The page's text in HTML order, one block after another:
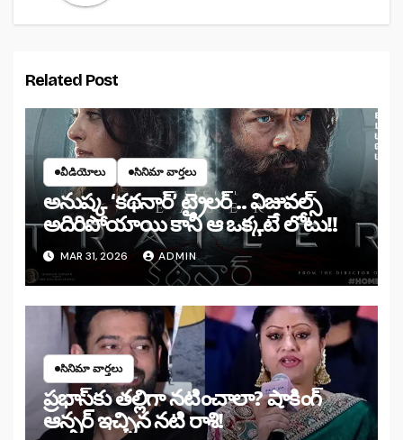
Related Post
వీడియోలు సినిమా వార్తలు
అనుష్క ‘కథనార్’ ట్రైలర్ .. విజువల్స్
అదిరిపోయాయి కానీ ఆ ఒక్కటే లోటు!!
MAR 31, 2026 ADMIN
సినిమా వార్తలు
ప్రభాస్‌కు తల్లిగా నటించాలా? షాకింగ్
ఆన్సర్ ఇచ్చిన నటి రాశి!